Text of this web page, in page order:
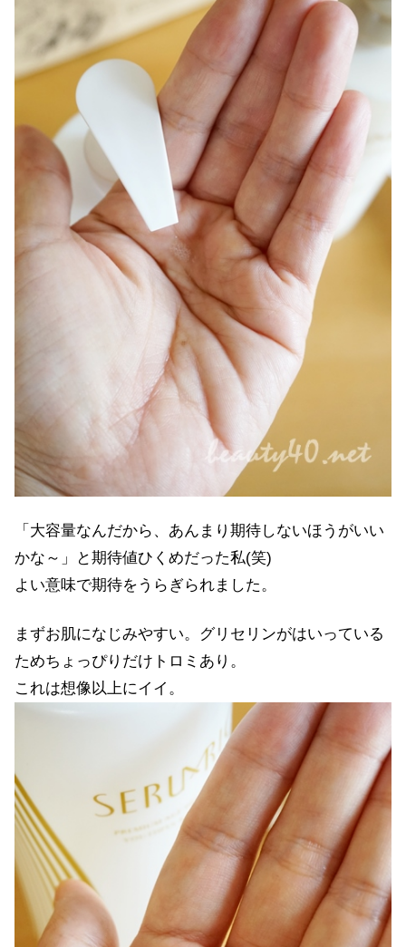
「大容量なんだから、あんまり期待しないほうがいい
かな～」と期待値ひくめだった私(笑)
よい意味で期待をうらぎられました。
まずお肌になじみやすい。グリセリンがはいっている
ためちょっぴりだけトロミあり。
これは想像以上にイイ。